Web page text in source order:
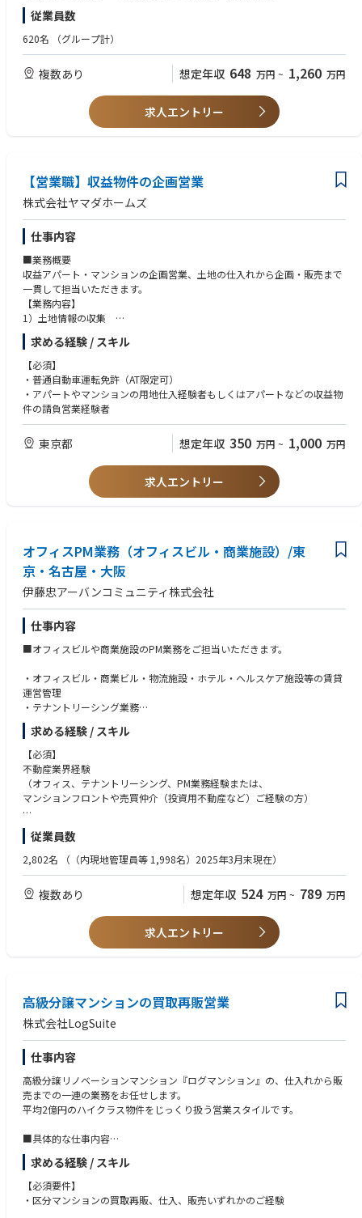
・同社商材の『オフィスソリューション』、『不動産(分譲オフィス･小口
化所有オフィス「Aシェア」)』、『M＆A仲介』の訴求
メイン業務は金融機関様の開拓（新規ビジネスマッチングの締結),セミナ
ー（WEBセミナー),資料作成となります。
「同社は現在59行の金融機関と提携を組んでおり、今後も金融機関の開拓
産事業』だけでなく、2026年2月より新たに『M＆A仲介』がラインナップ
に加わり、ACNグループとしてさらなる飛躍をするためにメンバーを募集
従業員数
620名 （グループ計）
複数あり 想定年収 648 万円 ~ 1,260 万円
求人エントリー
【営業職】収益物件の企画営業
株式会社ヤマダホームズ
仕事内容
■業務概要
収益アパート・マンションの企画営業、土地の仕入れから企画・販売まで
一貫して担当いただきます。
【業務内容】
1）土地情報の収集
2）物件精査
3）プラン検討
4）事業計画書作成
5）土地の仕入
6）販売戦略の企画
個人単位のノルマはございませんが、目標設定はございます。目標の達成
度に応じて昇格降格などの待遇があります。
インセンティブは粗利に対して発生する制度となっており、上限の設定が
ございませんので、やればやるだけ評価される環境です。
組んでおりプライベートの時間も確保しつつご就業頂けます。その結果、
月平均残業時間は10時間に収められております。また、年間休日数に関し
ても毎年増加しており、働き方改革も進んでおります
求める経験 / スキル
【必須】
・普通自動車運転免許（AT限定可）
・アパートやマンションの用地仕入経験者もしくはアパートなどの収益物
件の請負営業経験者
東京都 想定年収 350 万円 ~ 1,000 万円
求人エントリー
オフィスPM業務（オフィスビル・商業施設）/東
京・名古屋・大阪
伊藤忠アーバンコミュニティ株式会社
仕事内容
■オフィスビルや商業施設のPM業務をご担当いただきます。
・オフィスビル・商業ビル・物流施設・ホテル・ヘルスケア施設等の賃貸
運営管理
・テナントリーシング業務
・管理案件の工事提案、バリューアップ提案等の各種提案業務
・委託者への提案・報告業務
・業務内容に契約書作成・締結（賃貸借・覚書・各種契約）
東京はオフィスメインとなります。
※（雇入れ直後）非住居物件の管理業務
求める経験 / スキル
【必須】
不動産業界経験
（オフィス、テナントリーシング、PM業務経験または、
マンションフロントや売買仲介（投資用不動産など）ご経験の方）
【歓迎資格】
・オフィス・商業・物流施設PM経験
・宅地建物取引士
従業員数
2,802名 （（内現地管理員等 1,998名）2025年3月末現在）
複数あり 想定年収 524 万円 ~ 789 万円
求人エントリー
高級分譲マンションの買取再販営業
株式会社LogSuite
仕事内容
高級分譲リノベーションマンション『ログマンション』の、仕入れから販
売までの一連の業務をお任せします。
平均2億円のハイクラス物件をじっくり扱う営業スタイルです。
■具体的な仕事内容
・物件の査定・仕入れ（仲介会社からの紹介メイン）
『ログマンション』の明確な仕入れ基準（都心・100平米超等）がある
ため、仲介会社へスムーズにアプローチできます。
求める経験 / スキル
【必須要件】
・区分マンションの買取再販、仕入、販売いずれかのご経験